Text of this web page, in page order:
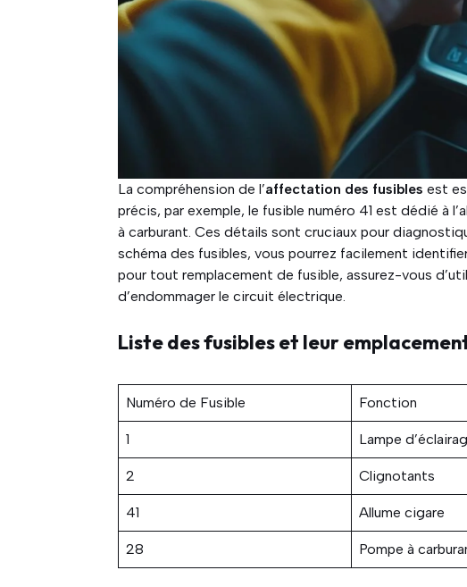
La compréhension de l’affectation des fusibles est
précis, par exemple, le fusible numéro 41 est dédié à
à carburant. Ces détails sont cruciaux pour
schéma des fusibles, vous pourrez facilement
pour tout remplacement de fusible, assurez-vous
d’endommager le circuit électrique.
Liste des fusibles et leur
Numéro de Fusible Fonction
1 Lampe
2 Clignotants
41 Allume cigare
28 Pompe à